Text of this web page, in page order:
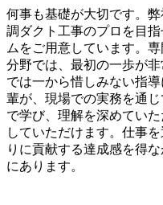
何事も基礎が大切です。
調ダクト工事のプロを目
ムをご用意しています。
分野では、最初の一歩が
では一から惜しみない指
輩が、現場での実務を通
で学び、理解を深めてい
していただけます。仕事
りに貢献する達成感を得
にあります。